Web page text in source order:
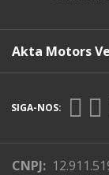
Akta Motors
SIGA-NOS:
CNPJ: